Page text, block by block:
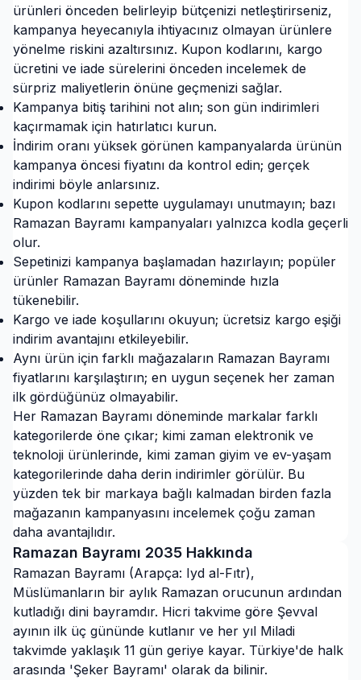
ürünleri önceden belirleyip bütçenizi netleştirirseniz,
kampanya heyecanıyla ihtiyacınız olmayan ürünlere
yönelme riskini azaltırsınız. Kupon kodlarını, kargo
ücretini ve iade sürelerini önceden incelemek de
sürpriz maliyetlerin önüne geçmenizi sağlar.
Kampanya bitiş tarihini not alın; son gün indirimleri
kaçırmamak için hatırlatıcı kurun.
İndirim oranı yüksek görünen kampanyalarda ürünün
kampanya öncesi fiyatını da kontrol edin; gerçek
indirimi böyle anlarsınız.
Kupon kodlarını sepette uygulamayı unutmayın; bazı
Ramazan Bayramı kampanyaları yalnızca kodla geçerli
olur.
Sepetinizi kampanya başlamadan hazırlayın; popüler
ürünler Ramazan Bayramı döneminde hızla
tükenebilir.
Kargo ve iade koşullarını okuyun; ücretsiz kargo eşiği
indirim avantajını etkileyebilir.
Aynı ürün için farklı mağazaların Ramazan Bayramı
fiyatlarını karşılaştırın; en uygun seçenek her zaman
ilk gördüğünüz olmayabilir.
Her Ramazan Bayramı döneminde markalar farklı
kategorilerde öne çıkar; kimi zaman elektronik ve
teknoloji ürünlerinde, kimi zaman giyim ve ev-yaşam
kategorilerinde daha derin indirimler görülür. Bu
yüzden tek bir markaya bağlı kalmadan birden fazla
mağazanın kampanyasını incelemek çoğu zaman
daha avantajlıdır.
Ramazan Bayramı 2035 Hakkında
Ramazan Bayramı (Arapça: Iyd al-Fıtr),
Müslümanların bir aylık Ramazan orucunun ardından
kutladığı dini bayramdır. Hicri takvime göre Şevval
ayının ilk üç gününde kutlanır ve her yıl Miladi
takvimde yaklaşık 11 gün geriye kayar. Türkiye'de halk
arasında 'Şeker Bayramı' olarak da bilinir.